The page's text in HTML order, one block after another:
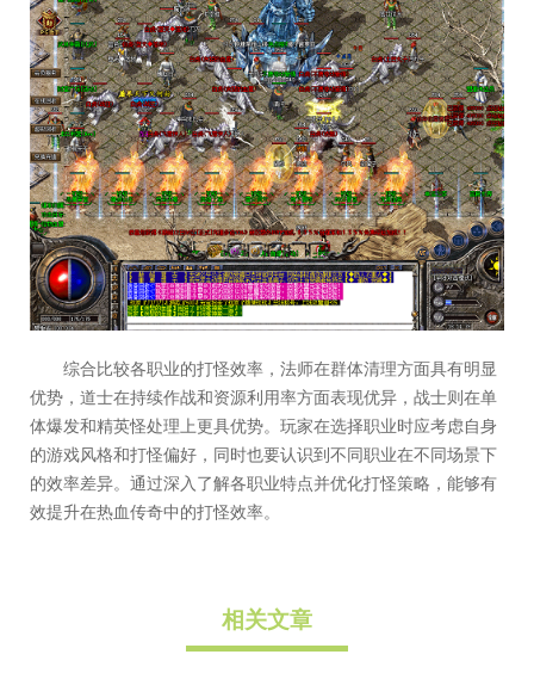
综合比较各职业的打怪效率，法师在群体清理方面具有明显
优势，道士在持续作战和资源利用率方面表现优异，战士则在单
体爆发和精英怪处理上更具优势。玩家在选择职业时应考虑自身
的游戏风格和打怪偏好，同时也要认识到不同职业在不同场景下
的效率差异。通过深入了解各职业特点并优化打怪策略，能够有
效提升在热血传奇中的打怪效率。
相关文章